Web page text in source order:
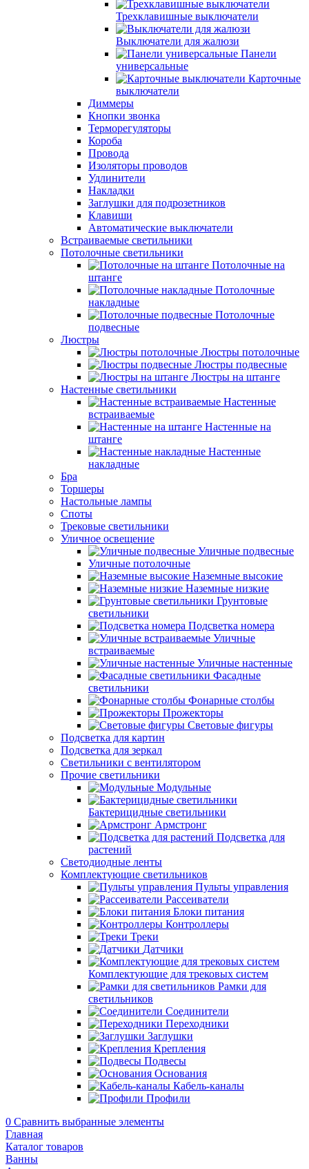
Трехклавишные выключатели
Выключатели для жалюзи
Панели
универсальные
Карточные
выключатели
Диммеры
Кнопки звонка
Терморегуляторы
Короба
Провода
Изоляторы проводов
Удлинители
Накладки
Заглушки для подрозетников
Клавиши
Автоматические выключатели
Встраиваемые светильники
Потолочные светильники
Потолочные на
штанге
Потолочные
накладные
Потолочные
подвесные
Люстры
Люстры потолочные
Люстры подвесные
Люстры на штанге
Настенные светильники
Настенные
встраиваемые
Настенные на
штанге
Настенные
накладные
Бра
Торшеры
Настольные лампы
Споты
Трековые светильники
Уличное освещение
Уличные подвесные
Уличные потолочные
Наземные высокие
Наземные низкие
Грунтовые
светильники
Подсветка номера
Уличные
встраиваемые
Уличные настенные
Фасадные
светильники
Фонарные столбы
Прожекторы
Световые фигуры
Подсветка для картин
Подсветка для зеркал
Светильники с вентилятором
Прочие светильники
Модульные
Бактерицидные светильники
Армстронг
Подсветка для
растений
Светодиодные ленты
Комплектующие светильников
Пульты управления
Рассеиватели
Блоки питания
Контроллеры
Треки
Датчики
Комплектующие для трековых систем
Рамки для
светильников
Соединители
Переходники
Заглушки
Крепления
Подвесы
Основания
Кабель-каналы
Профили
0 Сравнить выбранные элементы
Главная
Каталог товаров
Ванны